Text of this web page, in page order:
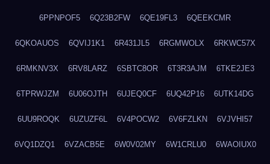
6PPNPOF5 6Q23B2FW 6QE19FL3 6QEEKCMR
6QKOAUOS 6QVIJ1K1 6R431JL5 6RGMWOLX 6RKWC57X
6RMKNV3X 6RV8LARZ 6SBTC8OR 6T3R3AJM 6TKE2JE3
6TPRWJZM 6U06OJTH 6UJEQ0CF 6UQ42P16 6UTK14DG
6UU9ROQK 6UZUZF6L 6V4POCW2 6V6FZLKN 6VJVHI57
6VQ1DZQ1 6VZACB5E 6W0V02MY 6W1CRLU0 6WAOIUX0